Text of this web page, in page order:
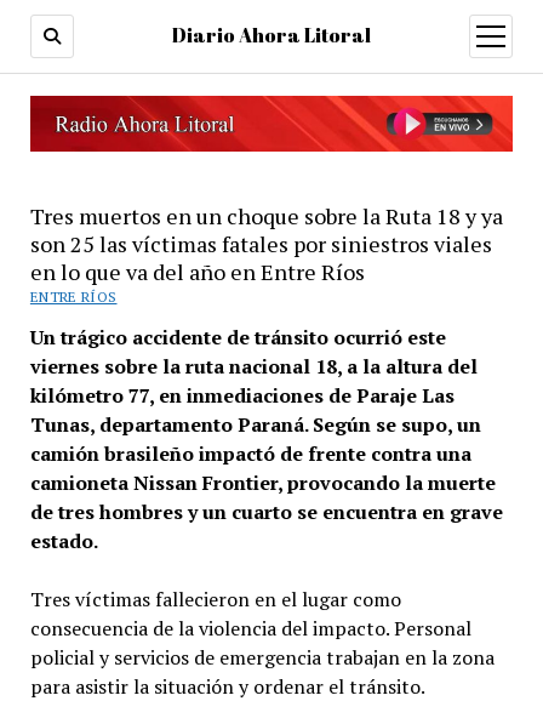
Diario Ahora Litoral
open
menu
Tres muertos en un choque sobre la Ruta 18 y ya
son 25 las víctimas fatales por siniestros viales
en lo que va del año en Entre Ríos
ENTRE RÍOS
Un trágico accidente de tránsito ocurrió este
viernes sobre la ruta nacional 18, a la altura del
kilómetro 77, en inmediaciones de Paraje Las
Tunas, departamento Paraná. Según se supo, un
camión brasileño impactó de frente contra una
camioneta Nissan Frontier, provocando la muerte
de tres hombres y un cuarto se encuentra en grave
estado.
Tres víctimas fallecieron en el lugar como
consecuencia de la violencia del impacto. Personal
policial y servicios de emergencia trabajan en la zona
para asistir la situación y ordenar el tránsito.